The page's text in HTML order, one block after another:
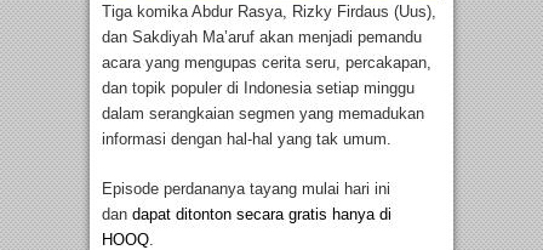
Tiga komika Abdur Rasya, Rizky Firdaus (Uus),
dan Sakdiyah Ma’aruf akan menjadi pemandu
acara yang mengupas cerita seru, percakapan,
dan topik populer di Indonesia setiap minggu
dalam serangkaian segmen yang memadukan
informasi dengan hal-hal yang tak umum.
Episode perdananya tayang mulai hari ini
dan dapat ditonton secara gratis hanya di
HOOQ